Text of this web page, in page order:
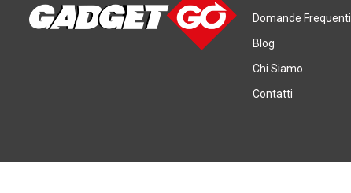
Domande Frequenti
Blog
Chi Siamo
Contatti